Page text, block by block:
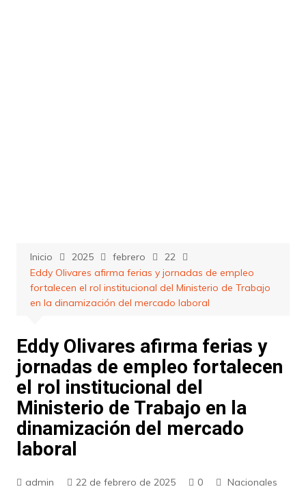
Inicio 2025 febrero
22
Eddy Olivares afirma ferias y jornadas de empleo
fortalecen el rol institucional del Ministerio de Trabajo
en la dinamización del mercado laboral
Eddy Olivares afirma ferias y
jornadas de empleo fortalecen
el rol institucional del
Ministerio de Trabajo en la
dinamización del mercado
laboral
admin 22 de febrero de 2025 0 Nacionales